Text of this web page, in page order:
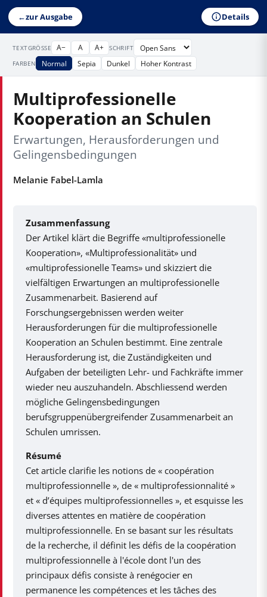
←zur Ausgabe Details
TEXTGRÖSSE A− A A+
SCHRIFT
FARBEN
Normal Sepia Dunkel Hoher Kontrast
Multiprofessionelle
Kooperation an Schulen
Erwartungen, Herausforderungen und
Gelingensbedingungen
Melanie Fabel-Lamla
Zusammenfassung
Der Artikel klärt die Begriffe «multiprofessionelle
Kooperation», «Multiprofessionalität» und
«multiprofessionelle Teams» und skizziert die
vielfältigen Erwartungen an multiprofessionelle
Zusammenarbeit. Basierend auf
Forschungsergebnissen werden weiter
Herausforderungen für die multiprofessionelle
Kooperation an Schulen bestimmt. Eine zentrale
Herausforderung ist, die Zuständigkeiten und
Aufgaben der beteiligten Lehr- und Fachkräfte immer
wieder neu auszuhandeln. Abschliessend werden
mögliche Gelingensbedingungen
berufsgruppenübergreifender Zusammenarbeit an
Schulen umrissen.
Résumé
Cet article clarifie les notions de « coopération
multiprofessionnelle », de « multiprofessionnalité »
et « d’équipes multiprofessionnelles », et esquisse les
diverses attentes en matière de coopération
multiprofessionnelle. En se basant sur les résultats
de la recherche, il définit les défis de la coopération
multiprofessionnelle à l'école dont l'un des
principaux défis consiste à renégocier en
permanence les compétences et les tâches des